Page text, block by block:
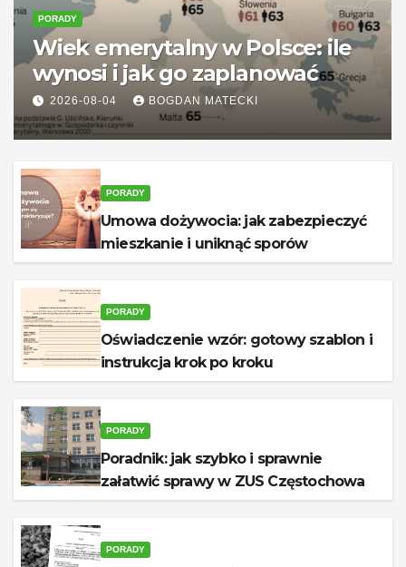
PORADY
Wiek emerytalny w Polsce: ile
wynosi i jak go zaplanować
2026-08-04 BOGDAN MATECKI
PORADY
Umowa dożywocia: jak zabezpieczyć
mieszkanie i uniknąć sporów
PORADY
Oświadczenie wzór: gotowy szablon i
instrukcja krok po kroku
PORADY
Poradnik: jak szybko i sprawnie
załatwić sprawy w ZUS Częstochowa
PORADY